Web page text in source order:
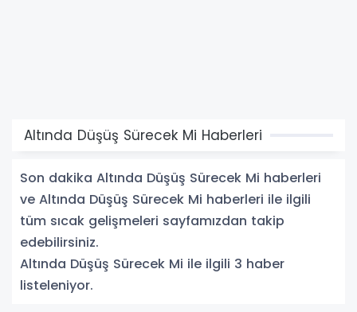
Altında Düşüş Sürecek Mi Haberleri
Son dakika Altında Düşüş Sürecek Mi haberleri
ve Altında Düşüş Sürecek Mi haberleri ile ilgili
tüm sıcak gelişmeleri sayfamızdan takip
edebilirsiniz.
Altında Düşüş Sürecek Mi ile ilgili 3 haber
listeleniyor.